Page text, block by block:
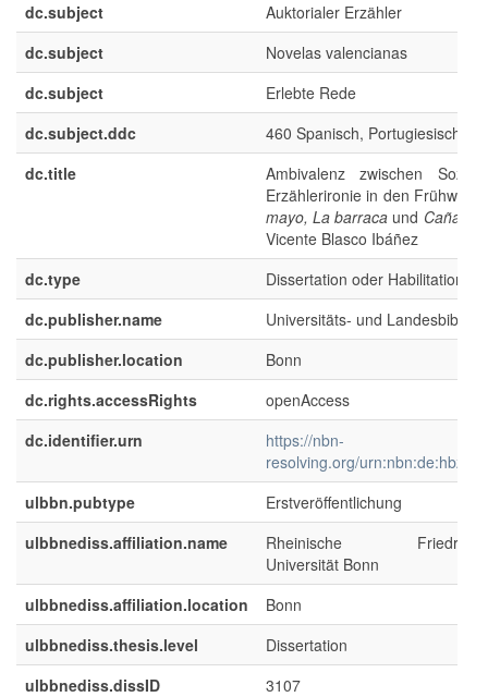
dc.subject
Auktorialer Erzähler
dc.subject
Novelas valencianas
dc.subject
Erlebte Rede
dc.subject.ddc
460 Spanisch, Portugiesisch
dc.title
Ambivalenz zwischen
Erzählerironie in den
mayo, La barraca und Cañas y
Vicente Blasco Ibáñez
dc.type
Dissertation oder Habilitation
dc.publisher.name
Universitäts- und
dc.publisher.location
Bonn
dc.rights.accessRights
openAccess
dc.identifier.urn
https://nbn-
resolving.org/urn:nbn:de:hbz:5-
ulbbn.pubtype
Erstveröffentlichung
ulbbnediss.affiliation.name
Rheinische Friedrich-
Universität Bonn
ulbbnediss.affiliation.location
Bonn
ulbbnediss.thesis.level
Dissertation
ulbbnediss.dissID
3107